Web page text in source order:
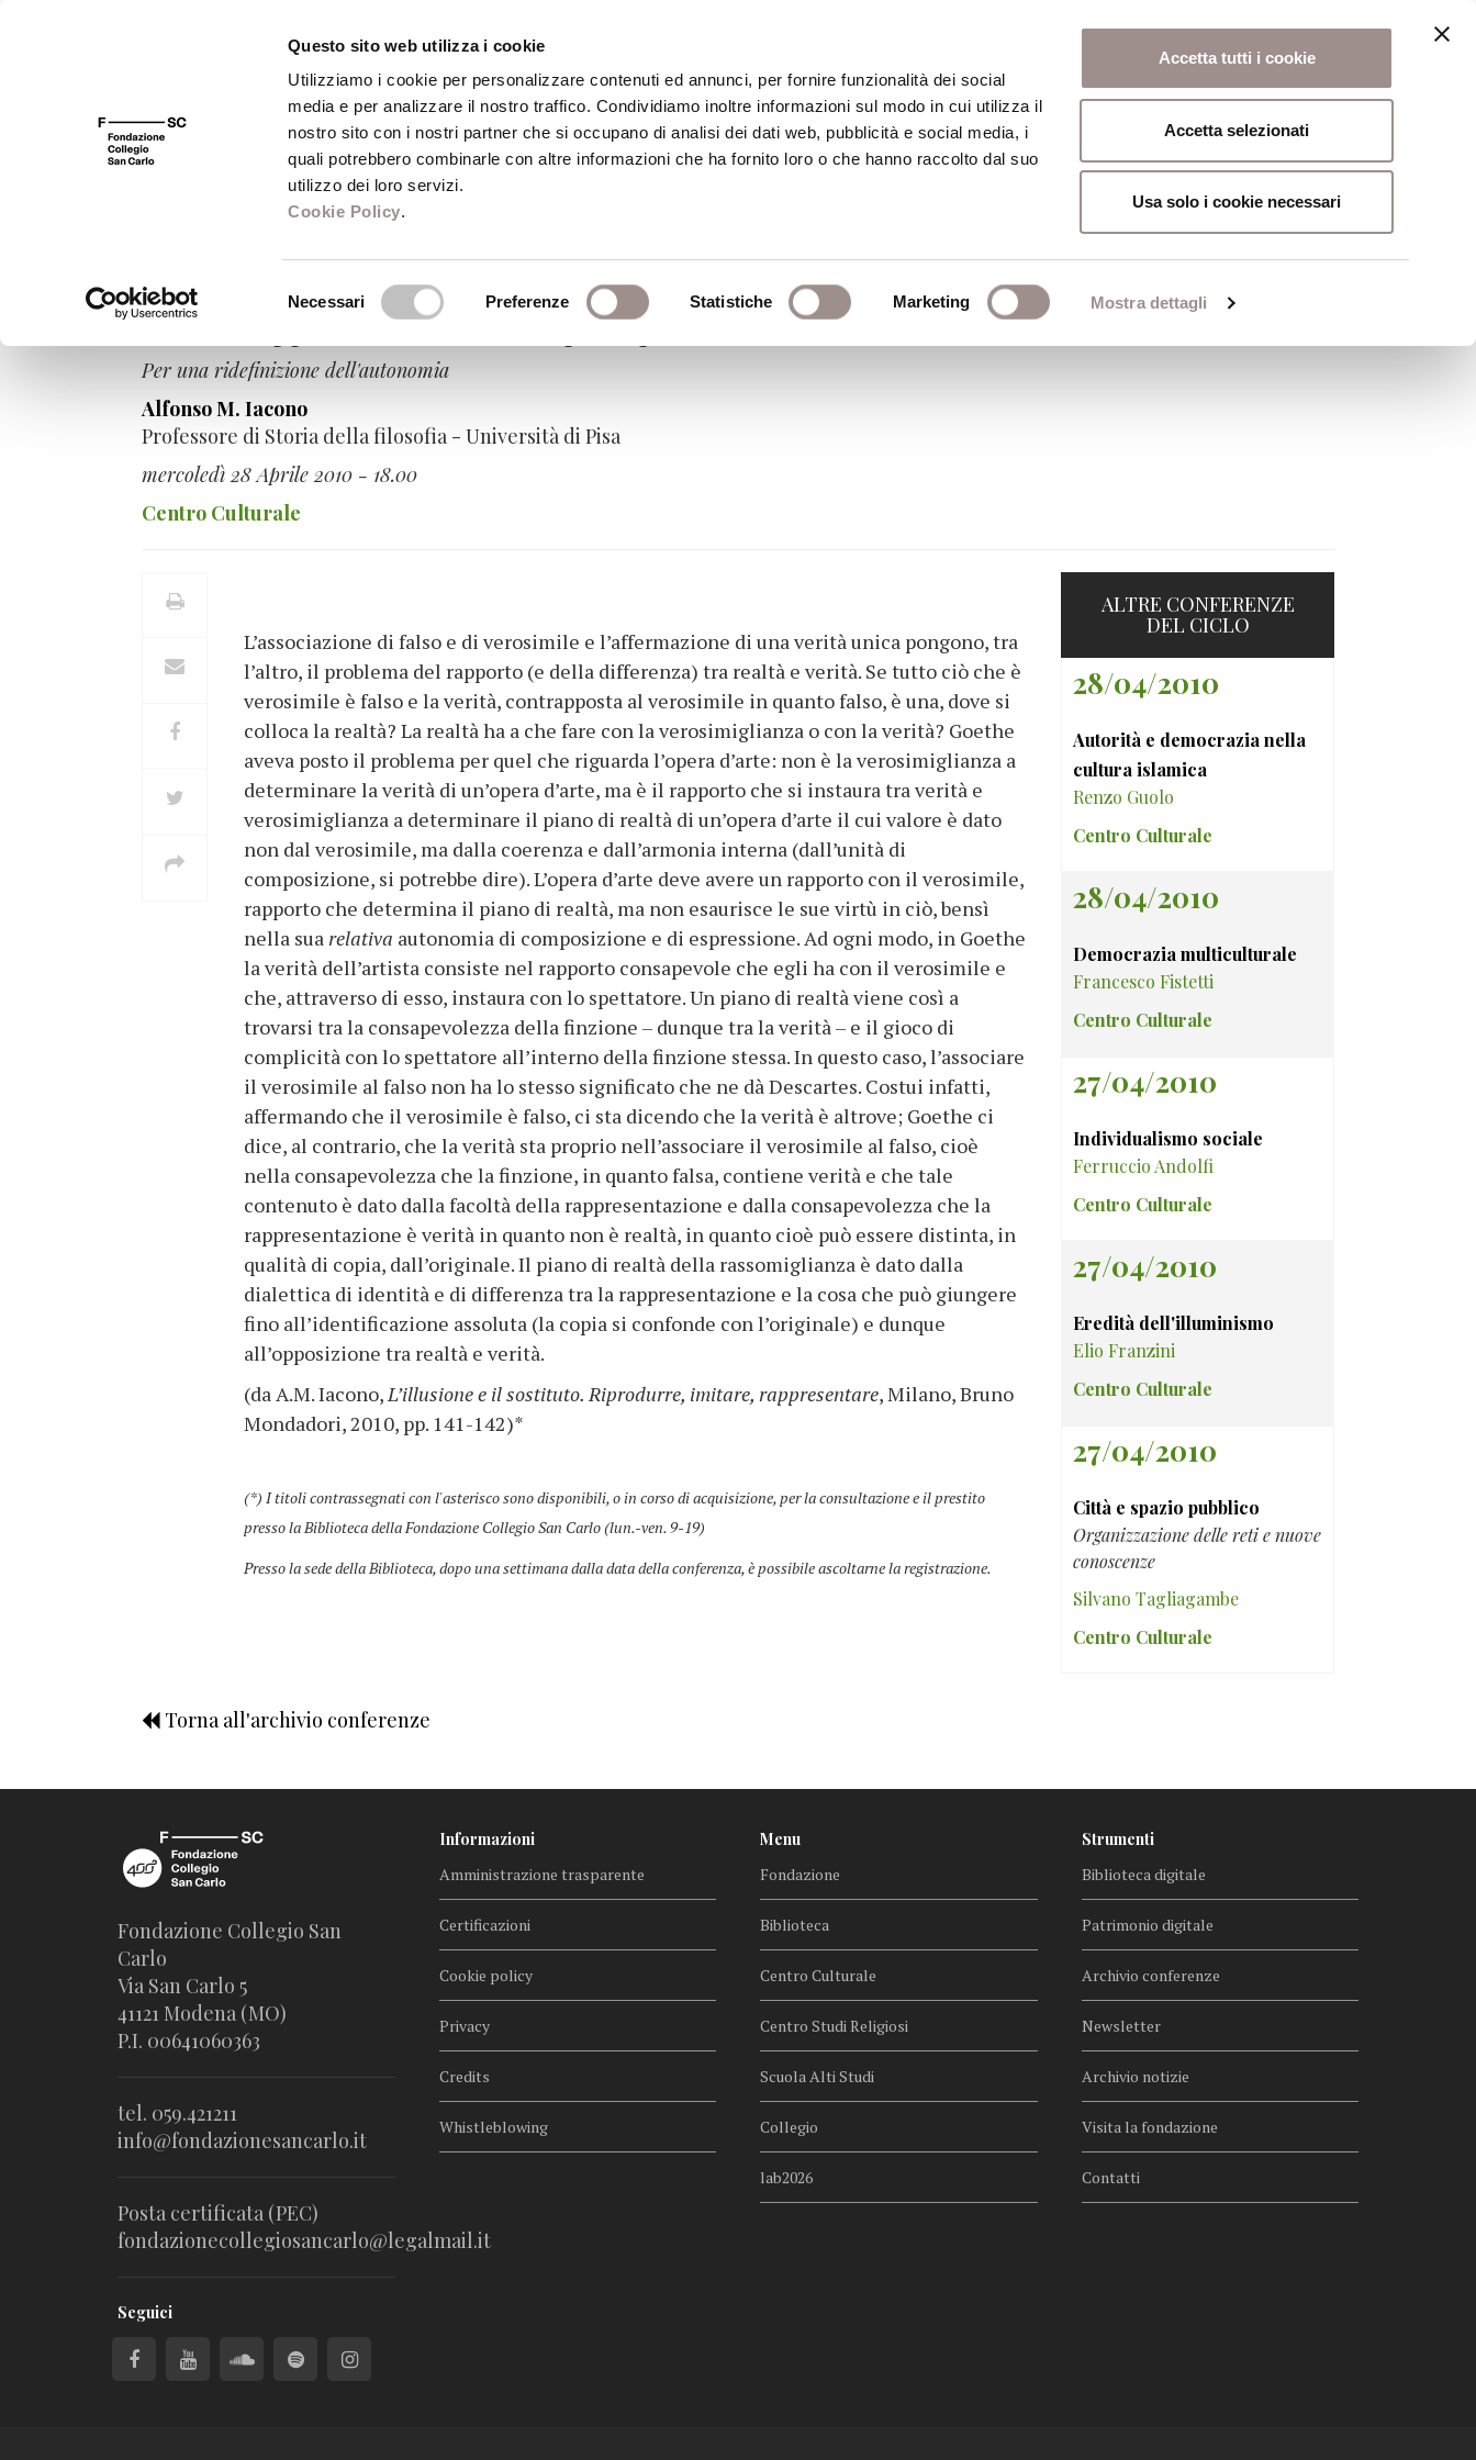
Questo sito web utilizza i cookie
Utilizziamo i cookie per personalizzare contenuti ed annunci, per fornire funzionalità dei social
media e per analizzare il nostro traffico. Condividiamo inoltre informazioni sul modo in cui utilizza il
nostro sito con i nostri partner che si occupano di analisi dei dati web, pubblicità e social media, i
quali potrebbero combinarle con altre informazioni che ha fornito loro o che hanno raccolto dal suo
utilizzo dei loro servizi.
Cookie Policy.
Necessari Preferenze Statistiche Marketing Mostra dettagli
Accetta tutti i cookie
Accetta selezionati
Usa solo i cookie necessari
FSC 400 Fondazione Biblioteca Centro Culturale Centro Studi Religiosi Scuola Alti Studi
Workshop 'Democrazia'
Verità e rappresentazione nello spazio pubblico
Per una ridefinizione dell'autonomia
Alfonso M. Iacono
Professore di Storia della filosofia - Università di Pisa
mercoledì 28 Aprile 2010 - 18.00
Centro Culturale
L’associazione di falso e di verosimile e l’affermazione di una verità unica pongono, tra
l’altro, il problema del rapporto (e della differenza) tra realtà e verità. Se tutto ciò che è
verosimile è falso e la verità, contrapposta al verosimile in quanto falso, è una, dove si
colloca la realtà? La realtà ha a che fare con la verosimiglianza o con la verità? Goethe
aveva posto il problema per quel che riguarda l’opera d’arte: non è la verosimiglianza a
determinare la verità di un’opera d’arte, ma è il rapporto che si instaura tra verità e
verosimiglianza a determinare il piano di realtà di un’opera d’arte il cui valore è dato
non dal verosimile, ma dalla coerenza e dall’armonia interna (dall’unità di
composizione, si potrebbe dire). L’opera d’arte deve avere un rapporto con il verosimile,
rapporto che determina il piano di realtà, ma non esaurisce le sue virtù in ciò, bensì
nella sua relativa autonomia di composizione e di espressione. Ad ogni modo, in Goethe
la verità dell’artista consiste nel rapporto consapevole che egli ha con il verosimile e
che, attraverso di esso, instaura con lo spettatore. Un piano di realtà viene così a
trovarsi tra la consapevolezza della finzione – dunque tra la verità – e il gioco di
complicità con lo spettatore all’interno della finzione stessa. In questo caso, l’associare
il verosimile al falso non ha lo stesso significato che ne dà Descartes. Costui infatti,
affermando che il verosimile è falso, ci sta dicendo che la verità è altrove; Goethe ci
dice, al contrario, che la verità sta proprio nell’associare il verosimile al falso, cioè
nella consapevolezza che la finzione, in quanto falsa, contiene verità e che tale
contenuto è dato dalla facoltà della rappresentazione e dalla consapevolezza che la
rappresentazione è verità in quanto non è realtà, in quanto cioè può essere distinta, in
qualità di copia, dall’originale. Il piano di realtà della rassomiglianza è dato dalla
dialettica di identità e di differenza tra la rappresentazione e la cosa che può giungere
fino all’identificazione assoluta (la copia si confonde con l’originale) e dunque
all’opposizione tra realtà e verità.
(da A.M. Iacono,L’illusione e il sostituto. Riprodurre, imitare, rappresentare, Milano, Bruno
Mondadori, 2010, pp. 141-142)*
(*) I titoli contrassegnati con l'asterisco sono disponibili, o in corso di acquisizione, per la consultazione e il prestito
presso la Biblioteca della Fondazione Collegio San Carlo (lun.-ven. 9-19)
Presso la sede della Biblioteca, dopo una settimana dalla data della conferenza, è possibile ascoltarne la registrazione.
ALTRE CONFERENZE
DEL CICLO
28/04/2010
Autorità e democrazia nella
cultura islamica
Renzo Guolo
Centro Culturale
28/04/2010
Democrazia multiculturale
Francesco Fistetti
Centro Culturale
27/04/2010
Individualismo sociale
Ferruccio Andolfi
Centro Culturale
27/04/2010
Eredità dell'illuminismo
Elio Franzini
Centro Culturale
27/04/2010
Città e spazio pubblico
Organizzazione delle reti e nuove
conoscenze
Silvano Tagliagambe
Centro Culturale
Torna all'archivio conferenze
Fondazione Collegio San
Carlo
Via San Carlo 5
41121 Modena (MO)
P.I. 00641060363
tel. 059.421211
info@fondazionesancarlo.it
Posta certificata (PEC)
fondazionecollegiosancarlo@legalmail.it
Seguici
Informazioni
Amministrazione trasparente
Certificazioni
Cookie policy
Privacy
Credits
Whistleblowing
Menu
Fondazione
Biblioteca
Centro Culturale
Centro Studi Religiosi
Scuola Alti Studi
Collegio
lab2026
Strumenti
Biblioteca digitale
Patrimonio digitale
Archivio conferenze
Newsletter
Archivio notizie
Visita la fondazione
Contatti